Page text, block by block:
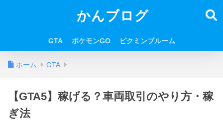
かんブログ
GTA ポケモンGO ピクミンブルーム
ホーム GTA
【GTA5】稼げる？車両取引のやり方・稼
ぎ法